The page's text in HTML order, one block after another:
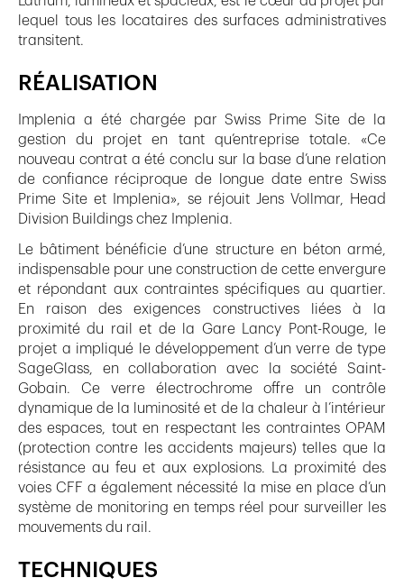
lequel tous les locataires des surfaces administratives
transitent.
RÉALISATION
Implenia a été chargée par Swiss Prime Site de la
gestion du projet en tant qu’entreprise totale. «Ce
nouveau contrat a été conclu sur la base d’une relation
de confiance réciproque de longue date entre Swiss
Prime Site et Implenia», se réjouit Jens Vollmar, Head
Division Buildings chez Implenia.
Le bâtiment bénéficie d’une structure en béton armé,
indispensable pour une construction de cette envergure
et répondant aux contraintes spécifiques au quartier.
En raison des exigences constructives liées à la
proximité du rail et de la Gare Lancy Pont-Rouge, le
projet a impliqué le développement d’un verre de type
SageGlass, en collaboration avec la société Saint-
Gobain. Ce verre électrochrome offre un contrôle
dynamique de la luminosité et de la chaleur à l’intérieur
des espaces, tout en respectant les contraintes OPAM
(protection contre les accidents majeurs) telles que la
résistance au feu et aux explosions. La proximité des
voies CFF a également nécessité la mise en place d’un
système de monitoring en temps réel pour surveiller les
mouvements du rail.
TECHNIQUES